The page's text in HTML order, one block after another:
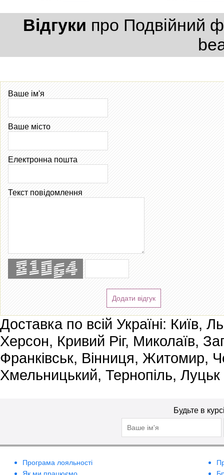
Відгуки про Подвійний
Ваше ім'я
Ваше місто
Електронна пошта
Текст повідомлення
Додати відгук
Доставка по всій Україні: Київ,
Херсон, Кривий Ріг, Миколаїв,
Франківськ, Вінниця, Житомир,
Хмельницький, Тернопіль, Луцьк
Будьте в
Програма лояльності
Як ми працюємо